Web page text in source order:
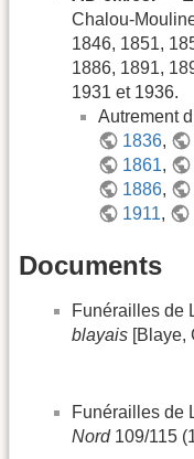
Chalou-
1846, 1851,
1886, 1891,
1931 et 1936.
Autrement
1836,
1861,
1886,
1911,
Documents
Funérailles de
blayais [Blaye,
Funérailles de
Nord109/115